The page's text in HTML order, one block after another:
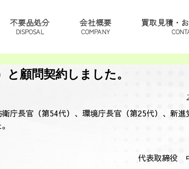
不要品処分
DISPOSAL
会社概要
COMPANY
買取見積・
顧問契約しました。
庁長官（第54代）、環境庁長官（第25代）、新進
代表取締役